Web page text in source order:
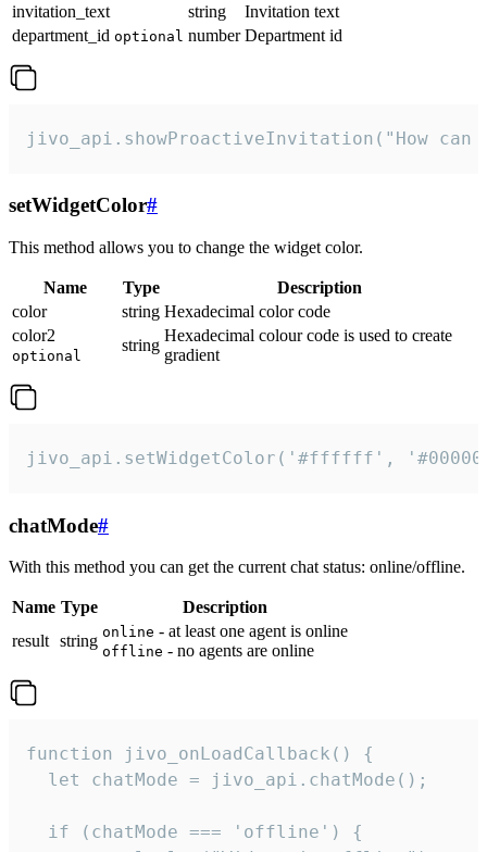
invitation_text
string
Invitation text
department_id optional number Department id
jivo_api.showProactiveInvitation("How
setWidgetColor#
This method allows you to change the widget color.
Name Type
Description
color
string Hexadecimal color code
color2
optional
string
Hexadecimal colour code is used to create
gradient
jivo_api.setWidgetColor('#ffffff',
chatMode#
With this method you can get the current chat status: online/offline.
Name Type
Description
result string online - at least one agent is online
offline - no agents are online
function jivo_onLoadCallback() {
  let chatMode = jivo_api.chatMode();
  if (chatMode === 'offline') {